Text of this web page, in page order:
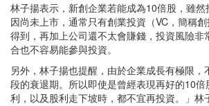
林子揚表示，新創企業若能成為10倍股，雖
因尚未上市，通常只有創業投資（VC，簡稱
得到，再加上公司還不太會賺錢，投資風險非
合也不容易能參與投資。
另外，林子揚也提醒，由於企業成長有極限
段的衰退期。所以即使是曾經表現再好的10倍
利，以及股利走下坡時，都不宜再投資。」林